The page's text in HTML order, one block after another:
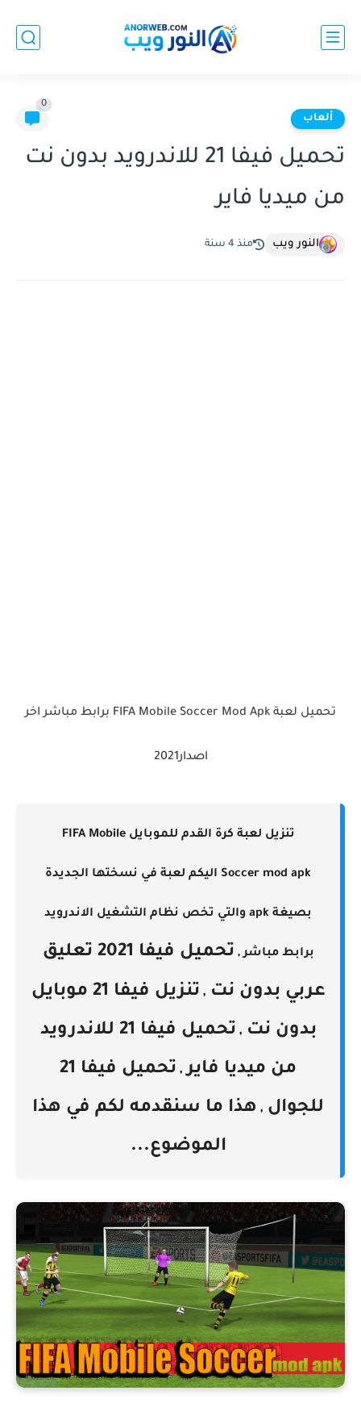
ألعاب
0
تحميل فيفا 21 للاندرويد بدون نت
من ميديا فاير
النور ويب منذ 4 سنة
تحميل لعبة FIFA Mobile Soccer Mod Apk برابط مباشر اخر
اصدار2021
تنزيل لعبة كرة القدم للموبايل FIFA Mobile
Soccer mod apk اليكم لعبة في نسختها الجديدة
بصيغة apk والتي تخص نظام التشغيل الاندرويد
برابط مباشر , تحميل فيفا 2021 تعليق
عربي بدون نت,
تنزيل فيفا 21 موبايل
بدون نت,
تحميل فيفا 21 للاندرويد
من ميديا فاير ,
تحميل فيفا 21
للجوال , هذا ما سنقدمه لكم في هذا
الموضوع...